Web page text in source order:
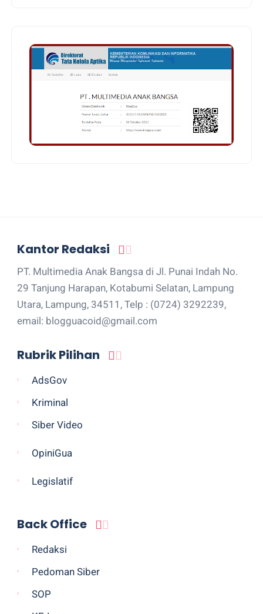
Kantor Redaksi
PT. Multimedia Anak Bangsa di Jl. Punai Indah No.
29 Tanjung Harapan, Kotabumi Selatan, Lampung
Utara, Lampung, 34511, Telp : (0724) 3292239,
email: blogguacoid@gmail.com
Rubrik Pilihan
AdsGov
Kriminal
Siber Video
OpiniGua
Legislatif
Back Office
Redaksi
Pedoman Siber
SOP